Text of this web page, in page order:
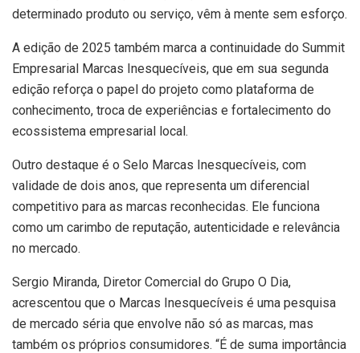
determinado produto ou serviço, vêm à mente sem esforço.
A edição de 2025 também marca a continuidade do Summit
Empresarial Marcas Inesquecíveis, que em sua segunda
edição reforça o papel do projeto como plataforma de
conhecimento, troca de experiências e fortalecimento do
ecossistema empresarial local.
Outro destaque é o Selo Marcas Inesquecíveis, com
validade de dois anos, que representa um diferencial
competitivo para as marcas reconhecidas. Ele funciona
como um carimbo de reputação, autenticidade e relevância
no mercado.
Sergio Miranda, Diretor Comercial do Grupo O Dia,
acrescentou que o Marcas Inesquecíveis é uma pesquisa
de mercado séria que envolve não só as marcas, mas
também os próprios consumidores. “É de suma importância